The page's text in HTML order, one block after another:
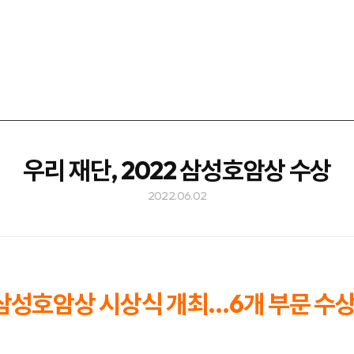
우리 재단, 2022 삼성호암상 수상
2022.06.02
호암상 시상식 개최…6개 부문 수